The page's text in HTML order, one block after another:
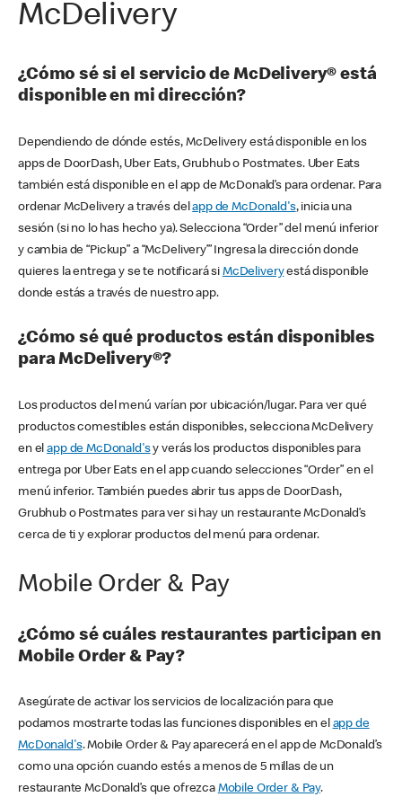
McDelivery
¿Cómo sé si el servicio de McDelivery® está
disponible en mi dirección?
Dependiendo de dónde estés, McDelivery está disponible en los
apps de DoorDash, Uber Eats, Grubhub o Postmates. Uber Eats
también está disponible en el app de McDonald’s para ordenar. Para
ordenar McDelivery a través delapp de McDonald's, inicia una
sesión (si no lo has hecho ya). Selecciona “Order” del menú inferior
y cambia de “Pickup” a “McDelivery’” Ingresa la dirección donde
quieres la entrega y se te notificará si McDeliveryestá disponible
donde estás a través de nuestro app.
¿Cómo sé qué productos están disponibles
para McDelivery®?
Los productos del menú varían por ubicación/lugar. Para ver qué
productos comestibles están disponibles, selecciona McDelivery
en elapp de McDonald'sy verás los productos disponibles para
entrega por Uber Eats en el app cuando selecciones “Order” en el
menú inferior. También puedes abrir tus apps de DoorDash,
Grubhub o Postmates para ver si hay un restaurante McDonald’s
cerca de ti y explorar productos del menú para ordenar.
Mobile Order & Pay
¿Cómo sé cuáles restaurantes participan en
Mobile Order & Pay?
Asegúrate de activar los servicios de localización para que
podamos mostrarte todas las funciones disponibles en el app de
McDonald's. Mobile Order & Pay aparecerá en el app de McDonald’s
como una opción cuando estés a menos de 5 millas de un
restaurante McDonald’s que ofrezca Mobile Order & Pay.